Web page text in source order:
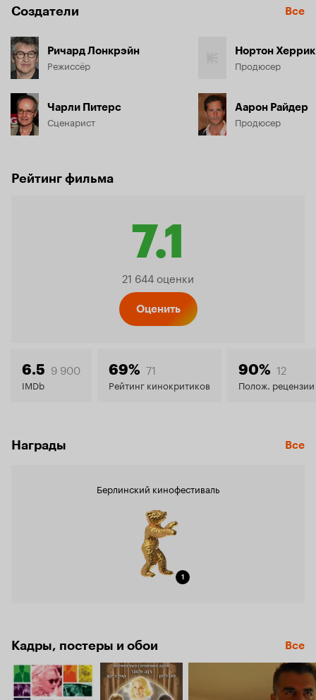
Создатели Все
Ричард Лонкрэйн
Режиссёр
Чарли Питерс
Сценарист
Нортон Херрик
Продюсер
Аарон Райдер
Продюсер
Рейтинг фильма
7.1
7.1
21 644 оценки
Оценить
6.5 9 900
IMDb
69% 71
Рейтинг кинокритиков
90% 12
Полож. рецензии
Награды Все
Берлинский кинофестиваль
1
Кадры, постеры и обои Все